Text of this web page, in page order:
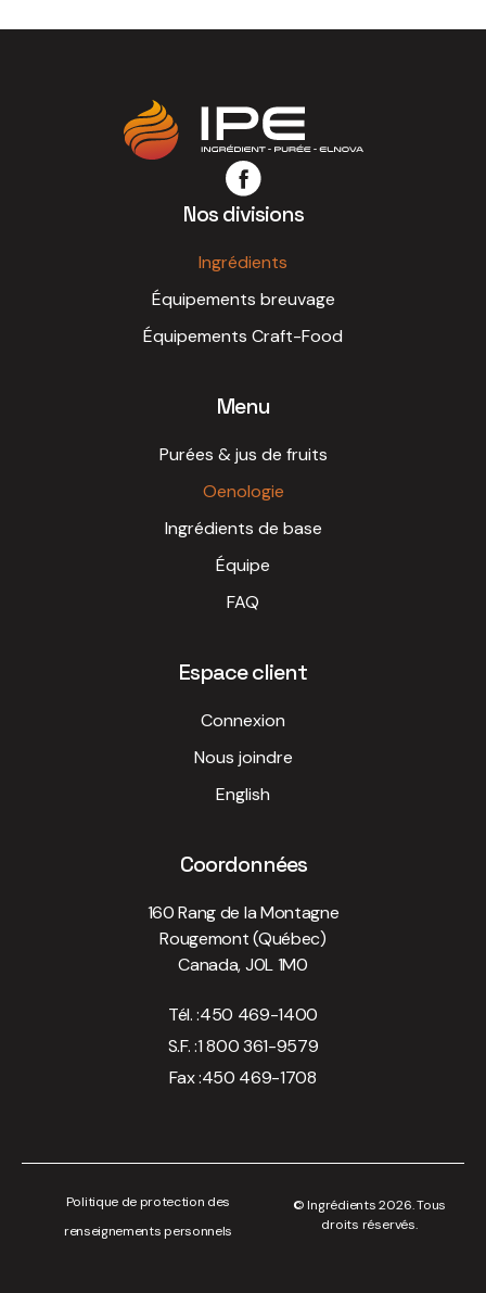
Nos divisions
Ingrédients
Équipements breuvage
Équipements Craft-Food
Menu
Purées & jus de fruits
Oenologie
Ingrédients de base
Équipe
FAQ
Espace client
Connexion
Nous joindre
English
Coordonnées
160 Rang de la Montagne
Rougemont (Québec)
Canada, J0L 1M0
Tél. :450 469-1400
S.F. :1 800 361-9579
Fax :450 469-1708
Politique de protection des
renseignements personnels
© Ingrédients 2026. Tous
droits réservés.